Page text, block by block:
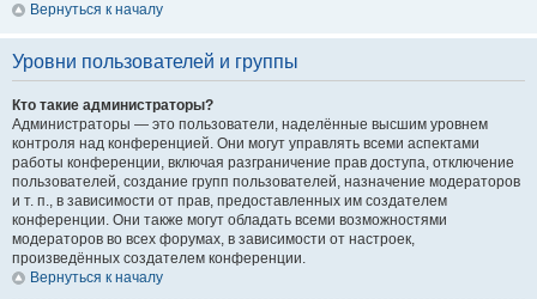
Вернуться к началу
Уровни пользователей и группы
Кто такие администраторы?
Администраторы — это пользователи, наделённые высшим уровнем
контроля над конференцией. Они могут управлять всеми аспектами
работы конференции, включая разграничение прав доступа, отключение
пользователей, создание групп пользователей, назначение модераторов
и т. п., в зависимости от прав, предоставленных им создателем
конференции. Они также могут обладать всеми возможностями
модераторов во всех форумах, в зависимости от настроек,
произведённых создателем конференции.
Вернуться к началу